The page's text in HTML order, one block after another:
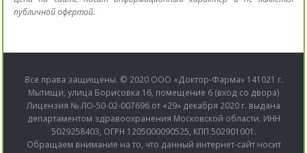
публичной офертой.
Все права защищены. © 2020 ООО «Доктор-Фарма» 141021 г.
Мытищи, улица Борисовка 16, помещение 6 (вход со двора)
Лицензия № ЛО-50-02-007696 от «29» декабря 2020 г. выдана
департаментом здравоохранения Московской области. ИНН
5029258403, ОГРН 1205000090525, КПП 502901001.
Обращаем внимание на то, что данный интернет-сайт носит